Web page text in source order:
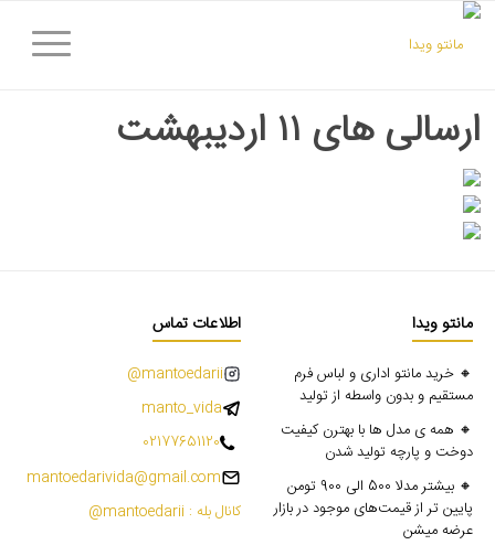
ارسالی های ۱۱ اردیبهشت
مانتو ویدا
🔸 خرید مانتو اداری و لباس فرم
مستقیم و بدون واسطه از تولید
🔸 همه ی مدل ها با بهترن کیفیت
دوخت و پارچه تولید شدن
🔸 بیشتر مدلا 500 الی 900 تومن
پایین تر از قیمت‌های موجود در بازار
عرضه میشن
اطلاعات تماس
mantoedarii@
manto_vida
02177651120
mantoedarivida@gmail.com
کانال بله : mantoedarii@